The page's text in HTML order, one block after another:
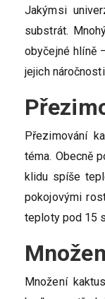
Jakýmsi
substrát.
obyčejné hlíně
jejich
Přezimování
téma. Obecně
klidu spíše
pokojovými
teploty pod 15
Množení